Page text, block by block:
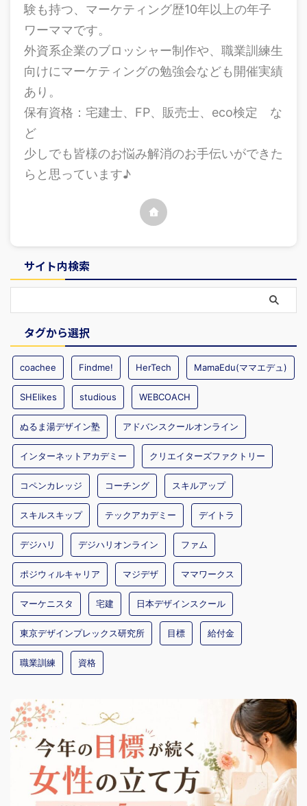
験も持つ、マーケティング歴10年以上の年子
ワーママです。
外資系企業のブロッシャー制作や、職業訓練生
向けにマーケティングの勉強会なども開催実績
あり。
保有資格：宅建士、FP、販売士、eco検定 な
ど
少しでも皆様のお悩み解消のお手伝いができた
らと思っています♪
サイト内検索
タグから選択
coachee Findme! HerTech MamaEdu(ママエデュ)
SHElikes studious WEBCOACH
ぬるま湯デザイン塾 アドバンスクールオンライン
インターネットアカデミー クリエイターズファクトリー
コペンカレッジ コーチング スキルアップ
スキルスキップ テックアカデミー デイトラ
デジハリ デジハリオンライン ファム
ポジウィルキャリア マジデザ ママワークス
マーケニスタ 宅建 日本デザインスクール
東京デザインプレックス研究所 目標 給付金
職業訓練 資格